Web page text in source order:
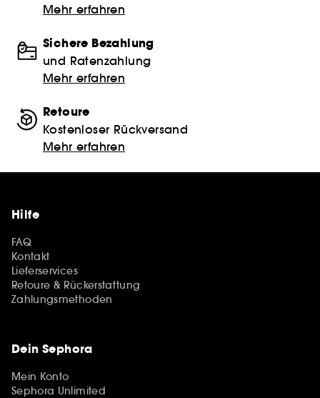
Mehr erfahren
Sichere Bezahlung
und Ratenzahlung
Mehr erfahren
Retoure
Kostenloser Rückversand
Mehr erfahren
Hilfe
FAQ
Kontakt
Lieferservices
Retoure & Rückerstattung
Zahlungsmethoden
Dein Sephora
Mein Konto
Sephora Unlimited